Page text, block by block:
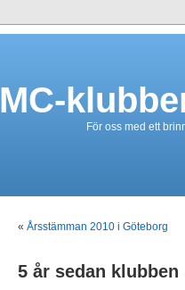
MC-
För oss med ett
« Årsstämman 2010 i Göteborg
5 år sedan klubben